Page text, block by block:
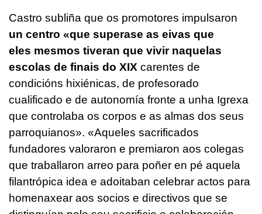
Castro subliña que os promotores impulsaron
un centro «que superase as eivas que
eles mesmos tiveran que vivir naquelas
escolas de finais do XIX carentes de
condicións hixiénicas, de profesorado
cualificado e de autonomía fronte a unha Igrexa
que controlaba os corpos e as almas dos seus
parroquianos». «Aqueles sacrificados
fundadores valoraron e premiaron aos colegas
que traballaron arreo para poñer en pé aquela
filantrópica idea e adoitaban celebrar actos para
homenaxear aos socios e directivos que se